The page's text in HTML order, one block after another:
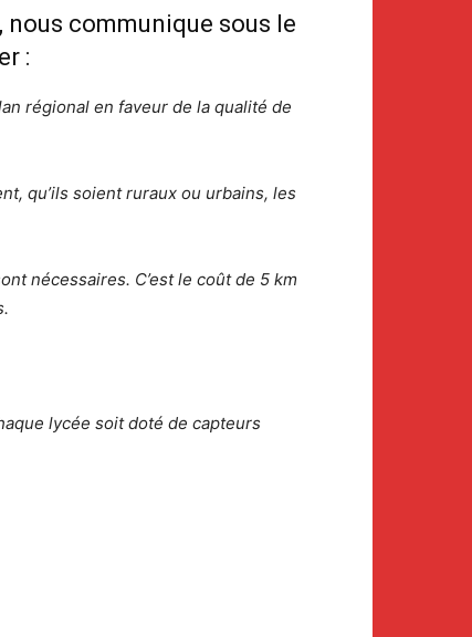
nous communique sous le
:
régional en faveur de la qualité de
qu’ils soient ruraux ou urbains, les
nécessaires. C’est le coût de 5 km
lycée soit doté de capteurs